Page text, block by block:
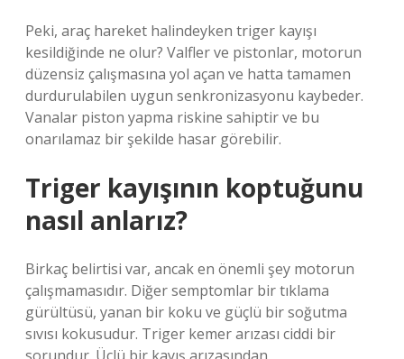
Peki, araç hareket halindeyken triger kayışı
kesildiğinde ne olur? Valfler ve pistonlar, motorun
düzensiz çalışmasına yol açan ve hatta tamamen
durdurulabilen uygun senkronizasyonu kaybeder.
Vanalar piston yapma riskine sahiptir ve bu
onarılamaz bir şekilde hasar görebilir.
Triger kayışının koptuğunu
nasıl anlarız?
Birkaç belirtisi var, ancak en önemli şey motorun
çalışmamasıdır. Diğer semptomlar bir tıklama
gürültüsü, yanan bir koku ve güçlü bir soğutma
sıvısı kokusudur. Triger kemer arızası ciddi bir